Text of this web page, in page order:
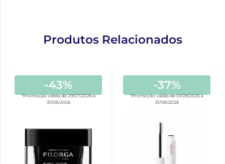
Produtos Relacionados
-43%
*Promoção válida de 29/07/2026 a
31/08/2026
-37%
*Promoção válida de 01/09/2025 a
31/08/2026